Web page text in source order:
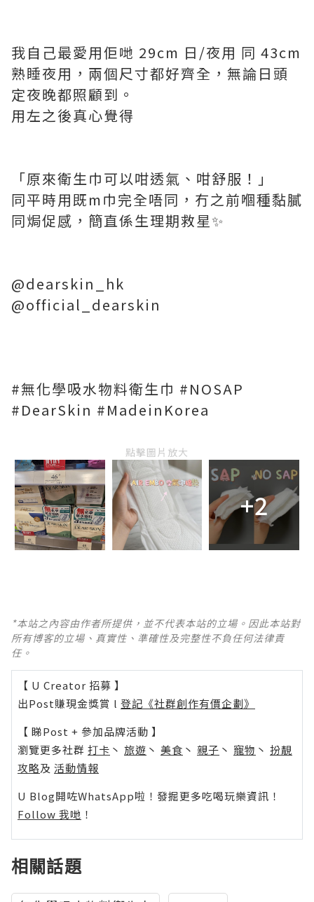
我自己最愛用佢哋 29cm 日/夜用 同 43cm
熟睡夜用，兩個尺寸都好齊全，無論日頭
定夜晚都照顧到。
用左之後真心覺得
「原來衛生巾可以咁透氣、咁舒服！」
同平時用既m巾完全唔同，冇之前嗰種黏膩
同焗促感，簡直係生理期救星✨
@dearskin_hk
@official_dearskin
#無化學吸水物料衛生巾 #NOSAP
#DearSkin #MadeinKorea
點擊圖片放大
+2
*本站之內容由作者所提供，並不代表本站的立場。因此本站對
所有博客的立場、真實性、準確性及完整性不負任何法律責
任。
【 U Creator 招募 】
出Post賺現金獎賞 l 登記《社群創作有價企劃》
【 睇Post + 參加品牌活動 】
瀏覽更多社群 打卡 丶 旅遊 丶 美食 丶 親子 丶 寵物 丶 扮靚
攻略及 活動情報
U Blog開咗WhatsApp啦！發掘更多吃喝玩樂資訊！
Follow 我哋 ！
相關話題